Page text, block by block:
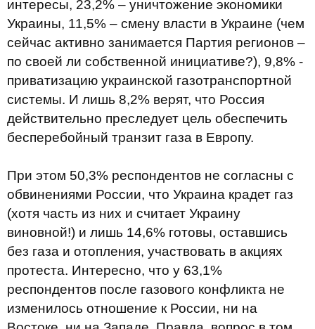
интересы, 23,2% – уничтожение экономики
Украины, 11,5% – смену власти в Украине (чем
сейчас активно занимается Партия регионов –
по своей ли собственной инициативе?), 9,8% -
приватизацию украинской газотранспортной
системы. И лишь 8,2% верят, что Россия
действительно преследует цель обеспечить
бесперебойный транзит газа в Европу.
При этом 50,3% респондентов не согласны с
обвинениями России, что Украина крадет газ
(хотя часть из них и считает Украину
виновной!) и лишь 14,6% готовы, оставшись
без газа и отопления, участвовать в акциях
протеста. Интересно, что у 63,1%
респондентов после газового конфликта не
изменилось отношение к России, ни на